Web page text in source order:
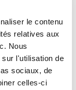
le contenu
relatives aux
Nous
l'utilisation de
sociaux, de
celles-ci
n'hésitez pas